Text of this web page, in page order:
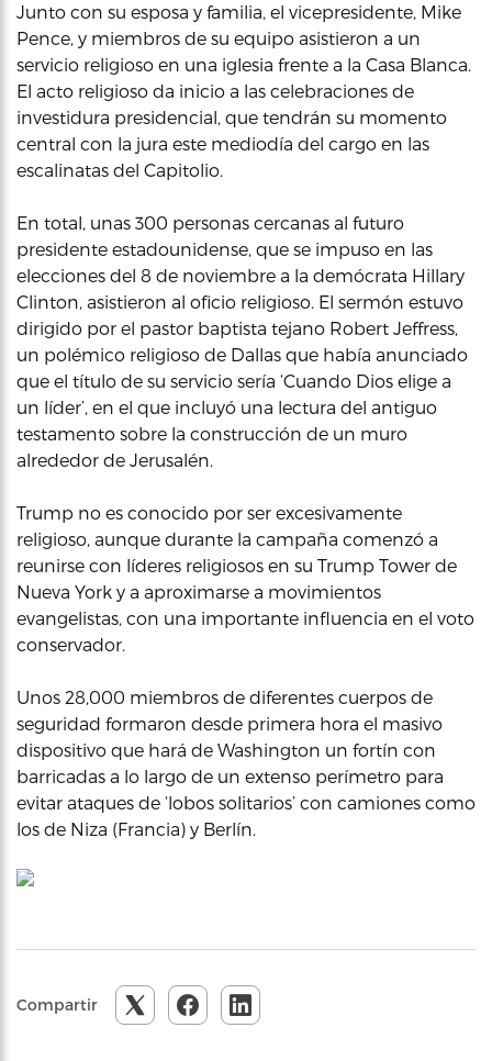
Junto con su esposa y familia, el vicepresidente, Mike
Pence, y miembros de su equipo asistieron a un
servicio religioso en una iglesia frente a la Casa Blanca.
El acto religioso da inicio a las celebraciones de
investidura presidencial, que tendrán su momento
central con la jura este mediodía del cargo en las
escalinatas del Capitolio.
En total, unas 300 personas cercanas al futuro
presidente estadounidense, que se impuso en las
elecciones del 8 de noviembre a la demócrata Hillary
Clinton, asistieron al oficio religioso. El sermón estuvo
dirigido por el pastor baptista tejano Robert Jeffress,
un polémico religioso de Dallas que había anunciado
que el título de su servicio sería ‘Cuando Dios elige a
un líder’, en el que incluyó una lectura del antiguo
testamento sobre la construcción de un muro
alrededor de Jerusalén.
Trump no es conocido por ser excesivamente
religioso, aunque durante la campaña comenzó a
reunirse con líderes religiosos en su Trump Tower de
Nueva York y a aproximarse a movimientos
evangelistas, con una importante influencia en el voto
conservador.
Unos 28,000 miembros de diferentes cuerpos de
seguridad formaron desde primera hora el masivo
dispositivo que hará de Washington un fortín con
barricadas a lo largo de un extenso perímetro para
evitar ataques de ‘lobos solitarios’ con camiones como
los de Niza (Francia) y Berlín.
Compartir